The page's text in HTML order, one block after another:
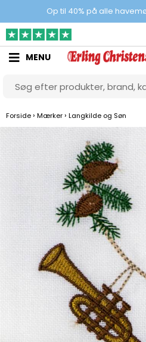
Op til 40% på alle
Gratis
MENU
Forside › Mærker › Langkilde og Søn